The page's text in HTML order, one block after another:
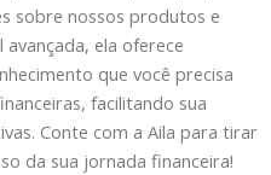
sobre nossos produtos e
ela oferece
que você precisa
facilitando sua
Conte com a Aila para tirar
da sua jornada financeira!